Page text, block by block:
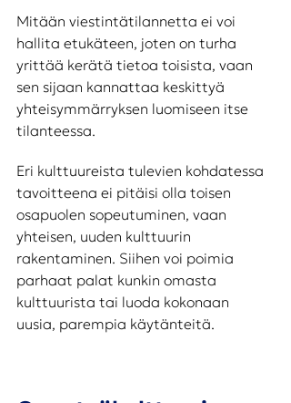
Mitään viestintätilannetta ei voi
hallita etukäteen, joten on turha
yrittää kerätä tietoa toisista, vaan
sen sijaan kannattaa keskittyä
yhteisymmärryksen luomiseen itse
tilanteessa.
Eri kulttuureista tulevien kohdatessa
tavoitteena ei pitäisi olla toisen
osapuolen sopeutuminen, vaan
yhteisen, uuden kulttuurin
rakentaminen. Siihen voi poimia
parhaat palat kunkin omasta
kulttuurista tai luoda kokonaan
uusia, parempia käytänteitä.